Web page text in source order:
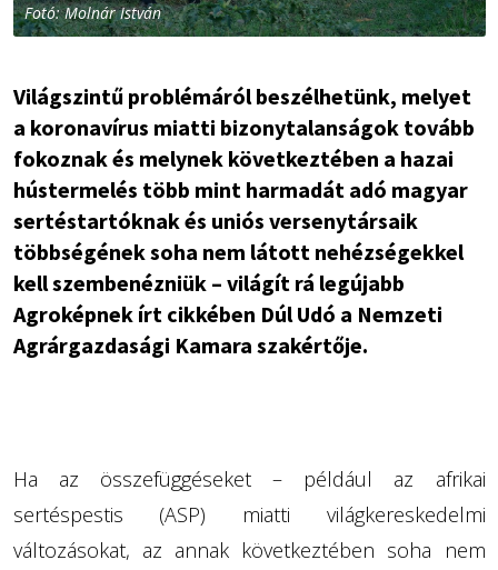
Fotó: Molnár István
Világszintű problémáról beszélhetünk, melyet
a koronavírus miatti bizonytalanságok tovább
fokoznak és melynek következtében a hazai
hústermelés több mint harmadát adó magyar
sertéstartóknak és uniós versenytársaik
többségének soha nem látott nehézségekkel
kell szembenézniük – világít rá legújabb
Agroképnek írt cikkében Dúl Udó a Nemzeti
Agrárgazdasági Kamara szakértője.
Ha az összefüggéseket – például az afrikai
sertéspestis (ASP) miatti világkereskedelmi
változásokat, az annak következtében soha nem